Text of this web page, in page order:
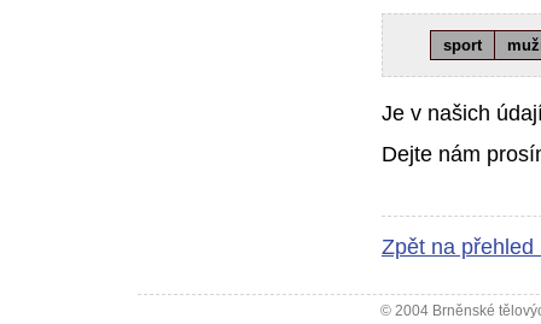
sport
Je v našich
Dejte nám
Zpět na přehled
© 2004 Brněnské